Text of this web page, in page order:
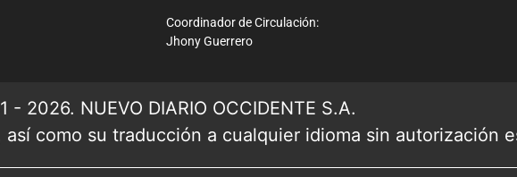
Coordinador de Circulación:
Jhony Guerrero
- 2026. NUEVO DIARIO OCCIDENTE S.A.
como su traducción a cualquier idioma sin autorización